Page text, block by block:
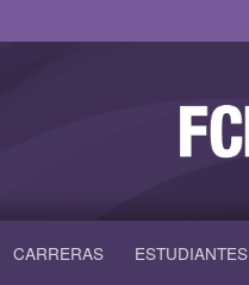
CARRERAS ESTUDIANTES